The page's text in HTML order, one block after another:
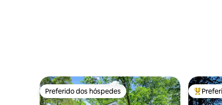
Preferido dos hóspedes
Preferido dos hóspedes Entre